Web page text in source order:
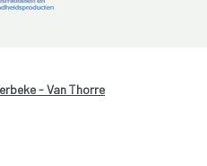
- Van Thorre